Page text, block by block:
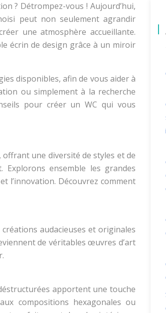
? Détrompez-vous ! Aujourd’hui,
peut non seulement agrandir
une atmosphère accueillante.
écrin de design grâce à un miroir
disponibles, afin de vous aider à
ou simplement à la recherche
pour créer un WC qui vous
une diversité de styles et de
ensemble les grandes
l’innovation. Découvrez comment
audacieuses et originales
de véritables œuvres d’art
apportent une touche
compositions hexagonales ou